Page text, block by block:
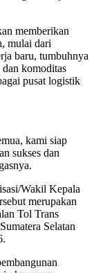
memberikan
mulai dari
baru, tumbuhnya
komoditas
pusat logistik
kami siap
sukses dan
Wakil Kepala
merupakan
Tol Trans
Selatan